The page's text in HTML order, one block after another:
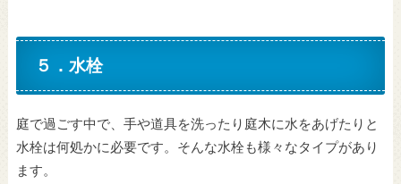
５．水栓
庭で過ごす中で、手や道具を洗ったり庭木に水をあげたりと
水栓は何処かに必要です。そんな水栓も様々なタイプがあり
ます。